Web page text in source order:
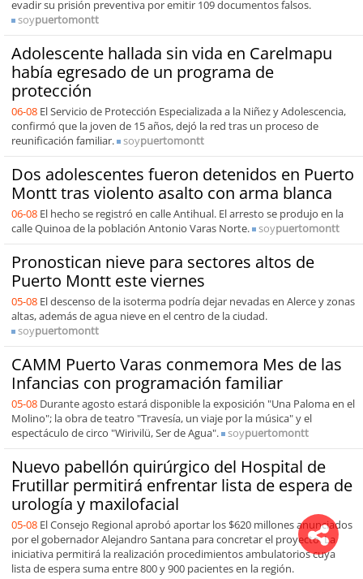
evadir su prisión preventiva por emitir 109 documentos falsos.
soypuertomontt
Adolescente hallada sin vida en Carelmapu
había egresado de un programa de
protección
06-08 El Servicio de Protección Especializada a la Niñez y Adolescencia,
confirmó que la joven de 15 años, dejó la red tras un proceso de
reunificación familiar.
soypuertomontt
Dos adolescentes fueron detenidos en Puerto
Montt tras violento asalto con arma blanca
06-08 El hecho se registró en calle Antihual. El arresto se produjo en la
calle Quinoa de la población Antonio Varas Norte.
soypuertomontt
Pronostican nieve para sectores altos de
Puerto Montt este viernes
05-08 El descenso de la isoterma podría dejar nevadas en Alerce y zonas
altas, además de agua nieve en el centro de la ciudad.
soypuertomontt
CAMM Puerto Varas conmemora Mes de las
Infancias con programación familiar
05-08 Durante agosto estará disponible la exposición "Una Paloma en el
Molino"; la obra de teatro "Travesía, un viaje por la música" y el
espectáculo de circo "Wirivilü, Ser de Agua".
soypuertomontt
Nuevo pabellón quirúrgico del Hospital de
Frutillar permitirá enfrentar lista de espera de
urología y maxilofacial
05-08 El Consejo Regional aprobó aportar los $620 millones anunciados
por el gobernador Alejandro Santana para concretar el proyecto. La
iniciativa permitirá la realización procedimientos ambulatorios cuya
lista de espera suma entre 800 y 900 pacientes en la región.